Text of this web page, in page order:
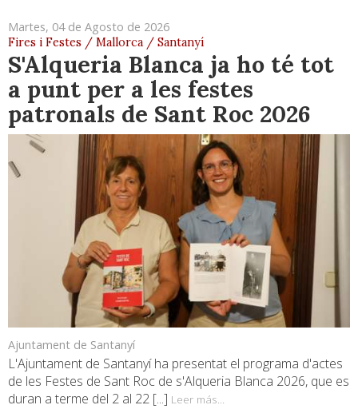
Martes, 04 de Agosto de 2026
Fires i Festes / Mallorca / Santanyí
S'Alqueria Blanca ja ho té tot
a punt per a les festes
patronals de Sant Roc 2026
Ajuntament de Santanyí
L'Ajuntament de Santanyí ha presentat el programa d'actes
de les Festes de Sant Roc de s'Alqueria Blanca 2026, que es
duran a terme del 2 al 22 [...] Leer más...